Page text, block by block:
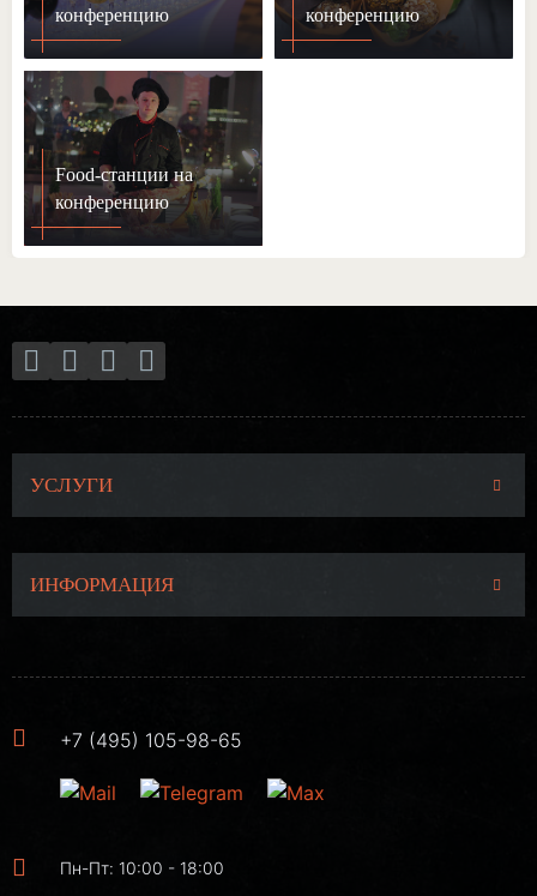
конференцию
конференцию
Food-станции на
конференцию
УСЛУГИ
ИНФОРМАЦИЯ
+7 (495) 105-98-65
Пн-Пт: 10:00 - 18:00